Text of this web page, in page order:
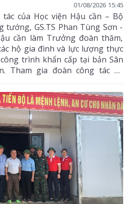
01/08/2026 15:45
của Học viện Hậu cần – Bộ
tướng, GS.TS Phan Tùng Sơn -
cần làm Trưởng đoàn thăm,
hộ gia đình và lực lượng thực
trình khẩn cấp tại bản Sân
Tham gia đoàn công tác có
Dũng - Phó Giám đốc Học
Phạm Văn Thành - Phó Chủ
Quân khu 2 cùng lãnh đạo,